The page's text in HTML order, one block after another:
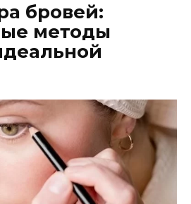
бровей:
методы